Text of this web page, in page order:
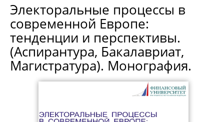
Электоральные процессы в
современной Европе:
тенденции и перспективы.
(Аспирантура, Бакалавриат,
Магистратура). Монография.